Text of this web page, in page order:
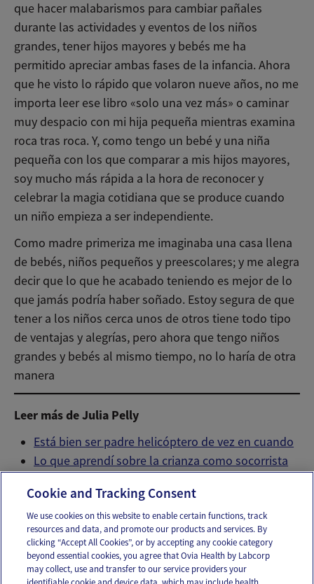
que hacer malabarismos para cambiar pañales
durante las actividades y eventos de los niños
grandes, tener hijos mayores y bebés me ha
permitido apreciar ambas fases de la infancia. Ahora
que he visto lo rápido que volaron nueve años, no me
importa leer ese libro «solo una vez más» o caminar
muy despacio con mi hija pequeña mientras examina
roca tras roca. Y, como tengo un bebé y una niña
pequeña con los que comparar a mis hijos mayores,
soy mucho más rápida a la hora de reconocer y
celebrar la magia cotidiana que se produce cuando
un niño empieza a ser independiente.
Como madre primeriza me imaginaba una casa llena
de bebés, niños pequeños y preescolares; y me alegra
decir que lo que he acabado teniendo es mejor de lo
que jamás podría haber soñado. Estoy segura de que
tener a los niños cerca unos de otros tiene todo tipo
de ventajas y alegrías, pero ahora que tengo niños
grandes y bebés al mismo tiempo, no lo haría de otra
manera
Leer más de Julia Pelly
Está bien ser padre helicóptero de vez en cuando
Lo que aprendí sobre la crianza como socorrista
Email Text
Cookie and Tracking Consent
We use cookies on this website to enable certain functions, track
resources and data, and promote our products and services. By
clicking “Accept All Cookies”, or by accepting any cookie category
beyond essential cookies, you agree that Ovia Health by Labcorp
may collect, use and transfer to our service providers your